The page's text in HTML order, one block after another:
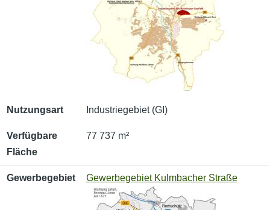
Nutzungsart Industriegebiet (GI)
Verfügbare
Fläche
77 737 m²
Gewerbegebiet Gewerbegebiet Kulmbacher Straße